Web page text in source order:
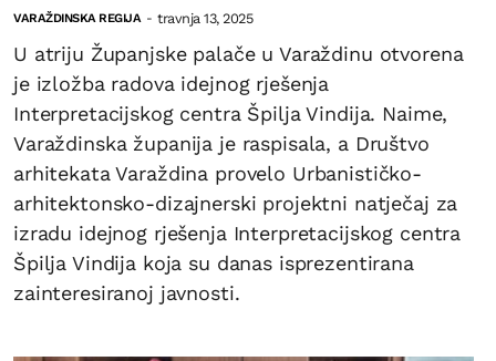
VARAŽDINSKA REGIJA - travnja 13, 2025
U atriju Županjske palače u Varaždinu otvorena
je izložba radova idejnog rješenja
Interpretacijskog centra Špilja Vindija. Naime,
Varaždinska županija je raspisala, a Društvo
arhitekata Varaždina provelo Urbanističko-
arhitektonsko-dizajnerski projektni natječaj za
izradu idejnog rješenja Interpretacijskog centra
Špilja Vindija koja su danas isprezentirana
zainteresiranoj javnosti.